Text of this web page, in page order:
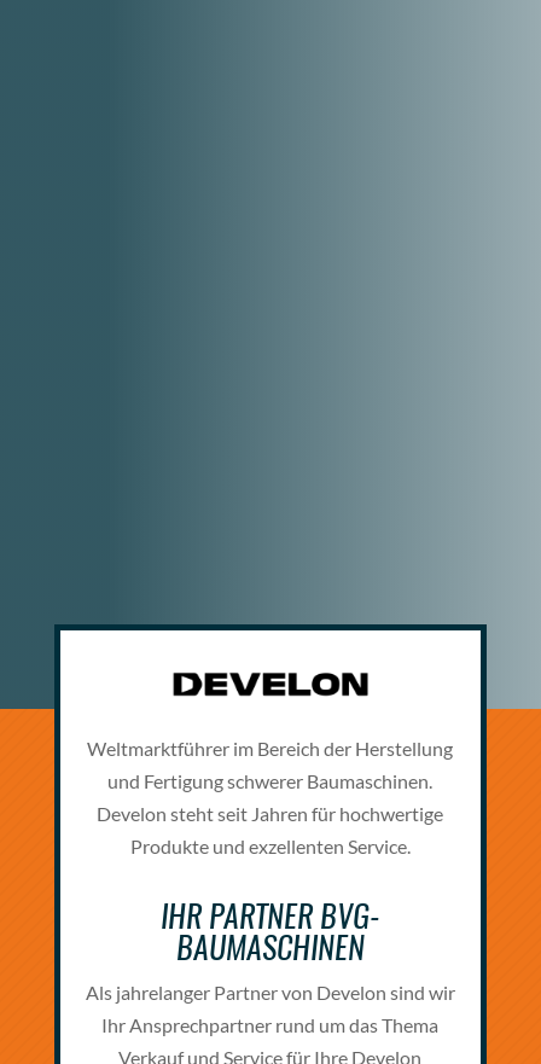
Weltmarktführer im Bereich der Herstellung
und Fertigung schwerer Baumaschinen.
Develon steht seit Jahren für hochwertige
Produkte und exzellenten Service.
IHR PARTNER BVG-
BAUMASCHINEN
Als jahrelanger Partner von Develon sind wir
Ihr Ansprechpartner rund um das Thema
Verkauf und Service für Ihre Develon